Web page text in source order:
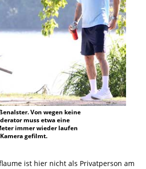
Von wegen keine
muss etwa eine
immer wieder laufen
gefilmt.
ist hier nicht als Privatperson am